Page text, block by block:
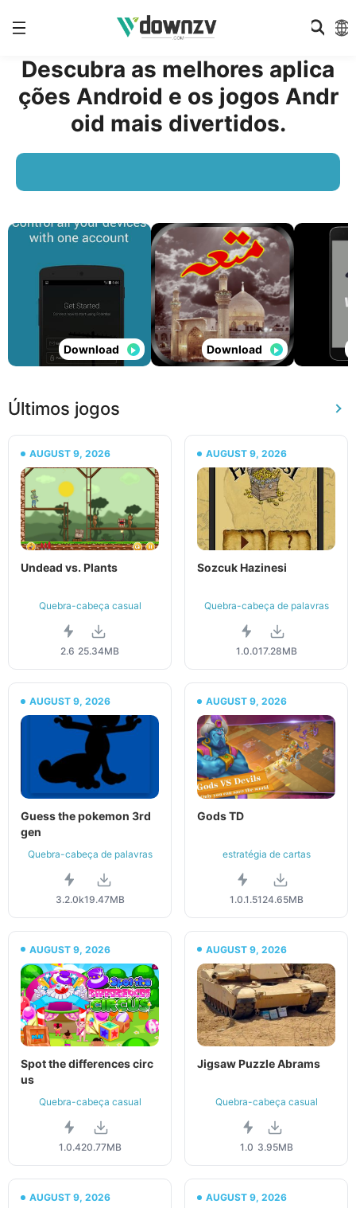
Descubra as melhores aplica
ções Android e os jogos Andr
oid mais divertidos.
Download Download
Últimos jogos
AUGUST 9, 2026
Undead vs. Plants
Quebra-cabeça casual
2.6 25.34MB
AUGUST 9, 2026
Sozcuk Hazinesi
Quebra-cabeça de palavras
1.0.017.28MB
AUGUST 9, 2026
Guess the pokemon 3rd
gen
Quebra-cabeça de palavras
3.2.0k19.47MB
AUGUST 9, 2026
Gods TD
estratégia de cartas
1.0.1.5124.65MB
AUGUST 9, 2026
Spot the differences circ
us
Quebra-cabeça casual
1.0.420.77MB
AUGUST 9, 2026
Jigsaw Puzzle Abrams
Quebra-cabeça casual
1.0 3.95MB
AUGUST 9, 2026 AUGUST 9, 2026